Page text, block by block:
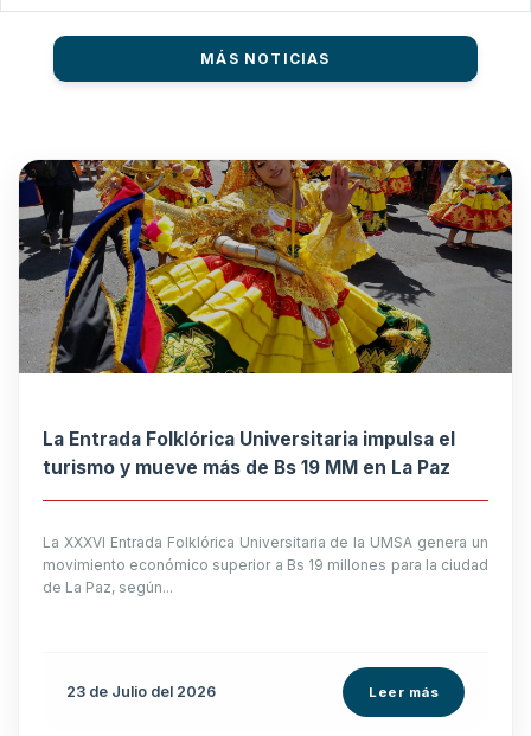
MÁS NOTICIAS
La Entrada Folklórica Universitaria impulsa el
turismo y mueve más de Bs 19 MM en La Paz
La XXXVI Entrada Folklórica Universitaria de la UMSA genera un
movimiento económico superior a Bs 19 millones para la ciudad
de La Paz, según...
23 de Julio del 2026 Leer más